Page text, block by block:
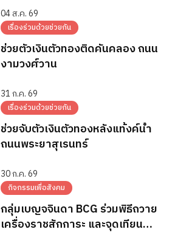
04 ส.ค. 69
เรื่องร่วมด้วยช่วยกัน
ช่วยตัวเงินตัวทองติดคันคลอง ถนน
งามวงศ์วาน
31 ก.ค. 69
เรื่องร่วมด้วยช่วยกัน
ช่วยจับตัวเงินตัวทองหลังแท้งค์น้ำ
ถนนพระยาสุเรนทร์
30 ก.ค. 69
กิจกรรมเพื่อสังคม
กลุ่มเบญจจินดา BCG ร่วมพิธีถวาย
เครื่องราชสักการะ และจุดเทียน